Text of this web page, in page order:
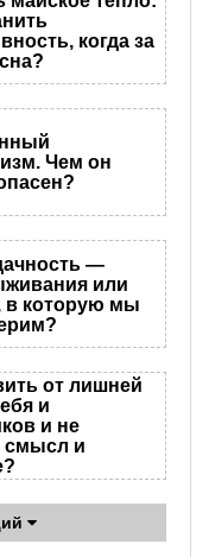
когда за
Чем он
—
или
в которую мы
от лишней
и
и не
смысл и